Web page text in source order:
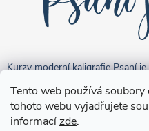
Tento web používá
tohoto webu vyjadřujete
informacízde.
Kurzy moderní kaligrafie Psaní
pokročilejší "kreativce".